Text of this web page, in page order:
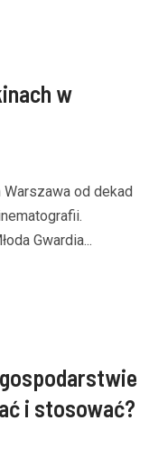
w
od dekad
Gwardia...
i stosować?